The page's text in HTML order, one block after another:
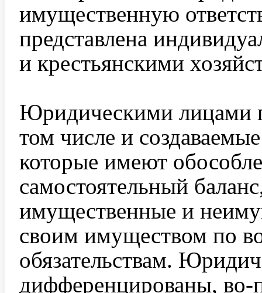
имущественную
представлена
и крестьянскими
Юридическими лицами
том числе и
которые имеют
самостоятельный
имущественные и
своим имуществом по
обязательствам.
дифференцированы, во-